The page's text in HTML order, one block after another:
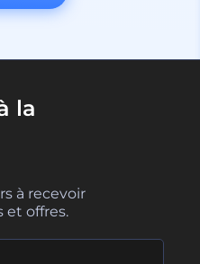
la
à recevoir
et offres.